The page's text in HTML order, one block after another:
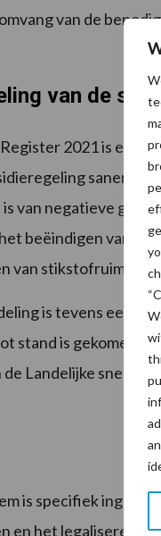
van de
van de
2021 is een
sanering
van negatieve
beëindigen van
van stikstofruimte
is tevens een
is gekomen.
Landelijke
is specifiek
en het legaliseren